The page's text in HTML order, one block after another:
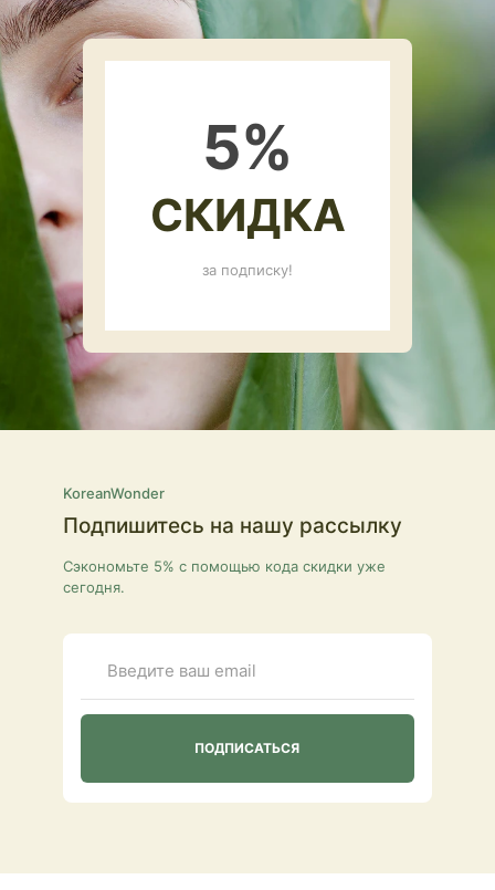
5%
СКИДКА
за подписку!
KoreanWonder
Подпишитесь на нашу рассылку
Сэкономьте 5% с помощью кода скидки уже
сегодня.